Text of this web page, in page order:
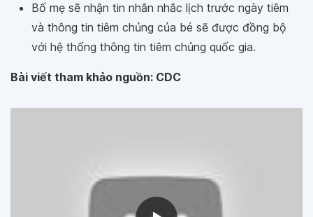
Bố mẹ sẽ nhận tin nhắn nhắc lịch trước ngày tiêm
và thông tin tiêm chủng của bé sẽ được đồng bộ
với hệ thống thông tin tiêm chủng quốc gia.
Bài viết tham khảo nguồn: CDC